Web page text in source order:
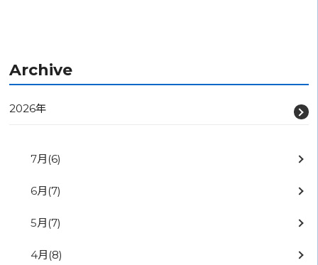
Archive
2026年
7月 (6)
6月 (7)
5月 (7)
4月 (8)